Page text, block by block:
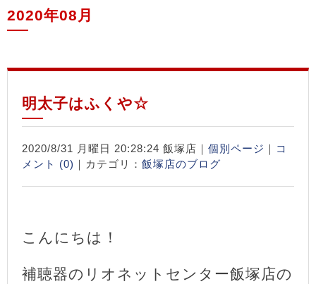
2020年08月
明太子はふくや☆
2020/8/31 月曜日 20:28:24 飯塚店｜ 個別ページ ｜ コ
メント (0) ｜カテゴリ： 飯塚店のブログ
こんにちは！
補聴器のリオネットセンター飯塚店の